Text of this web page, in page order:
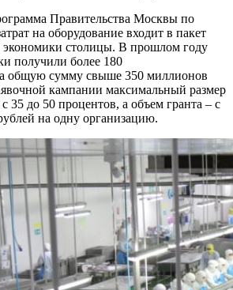
Правительства Москвы по
на оборудование входит в пакет
экономики столицы. В прошлом году
получили более 180
общую сумму свыше 350 миллионов
кампании максимальный размер
35 до 50 процентов, а объем гранта – с
на одну организацию.